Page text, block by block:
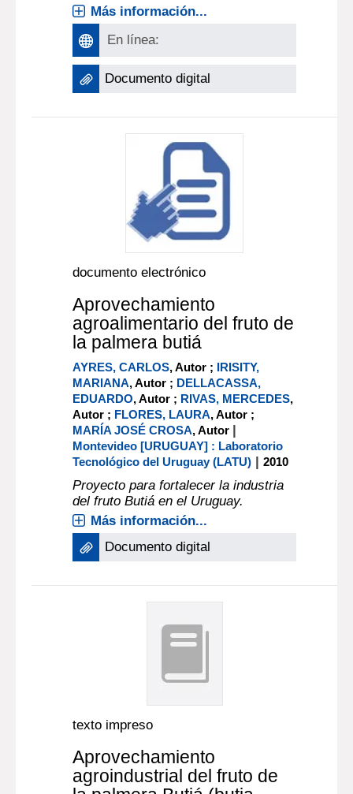
Más información...
En línea:
Documento digital
documento electrónico
Aprovechamiento
agroalimentario del fruto de
la palmera butiá
AYRES, CARLOS, Autor ; IRISITY,
MARIANA, Autor ; DELLACASSA,
EDUARDO, Autor ; RIVAS, MERCEDES,
Autor ; FLORES, LAURA, Autor ;
MARÍA JOSÉ CROSA, Autor |
Montevideo [URUGUAY] : Laboratorio
Tecnológico del Uruguay (LATU) |2010
Proyecto para fortalecer la industria
del fruto Butiá en el Uruguay.
Más información...
Documento digital
texto impreso
Aprovechamiento
agroindustrial del fruto de